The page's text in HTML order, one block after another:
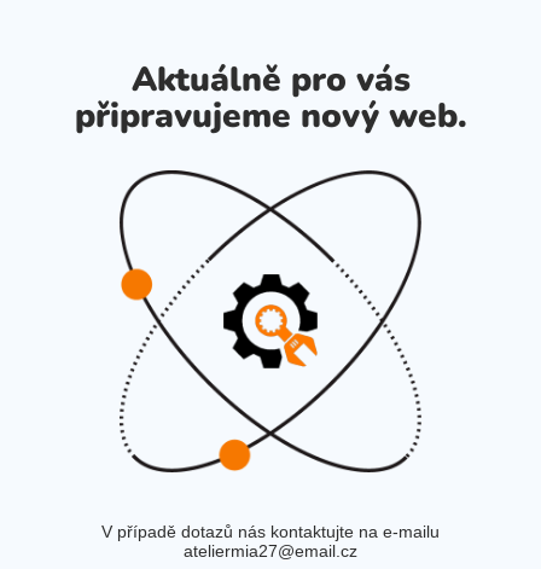
Aktuálně pro vás
připravujeme nový web.
V případě dotazů nás kontaktujte na e-mailu
ateliermia27@email.cz